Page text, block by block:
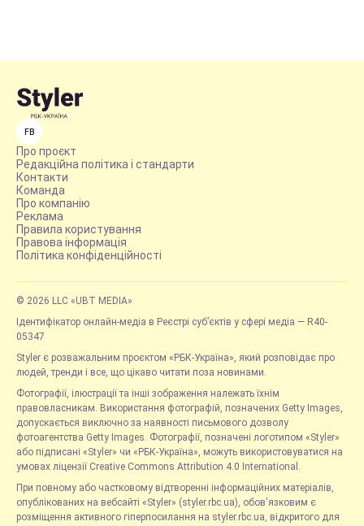
FB
Про проєкт
Редакційна політика і стандарти
Контакти
Команда
Про компанію
Реклама
Правила користування
Правова інформація
Політика конфіденційності
© 2026 LLC «UBT MEDIA»
Ідентифікатор онлайн-медіа в Реєстрі суб’єктів у сфері медіа — R40-
05347
Styler є розважальним проєктом «РБК-Україна», який розповідає про
людей, тренди і все, що цікаво читати поза новинами.
Фотографії, ілюстрації та інші зображення належать їхнім
правовласникам. Використання фотографій, позначених Getty Images,
допускається виключно за наявності письмового дозволу
фотоагентства Getty Images. Фотографії, позначені логотипом «Styler»
або підписані «Styler» чи «РБК-Україна», можуть використовуватися на
умовах ліцензії Creative Commons Attribution 4.0 International.
При повному або частковому відтворенні інформаційних матеріалів,
опублікованих на вебсайті «Styler» (styler.rbc.ua), обов'язковим є
розміщення активного гіперпосилання на styler.rbc.ua, відкритого для